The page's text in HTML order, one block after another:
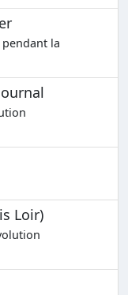
pendant la
Loir)